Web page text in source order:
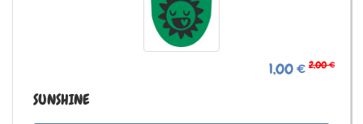
1,00 € 2,00 €
SUNSHINE